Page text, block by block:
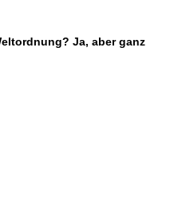
Ja, aber ganz